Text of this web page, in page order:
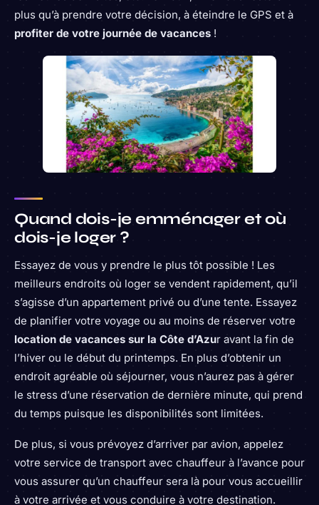
plus qu’à prendre votre décision, à éteindre le GPS et à
profiter de votre journée de vacances !
Quand dois-je emménager et où
dois-je loger ?
Essayez de vous y prendre le plus tôt possible ! Les
meilleurs endroits où loger se vendent rapidement, qu’il
s’agisse d’un appartement privé ou d’une tente. Essayez
de planifier votre voyage ou au moins de réserver votre
location de vacances sur la Côte d’Azur avant la fin de
l’hiver ou le début du printemps. En plus d’obtenir un
endroit agréable où séjourner, vous n’aurez pas à gérer
le stress d’une réservation de dernière minute, qui prend
du temps puisque les disponibilités sont limitées.
De plus, si vous prévoyez d’arriver par avion, appelez
votre service de transport avec chauffeur à l’avance pour
vous assurer qu’un chauffeur sera là pour vous accueillir
à votre arrivée et vous conduire à votre destination.